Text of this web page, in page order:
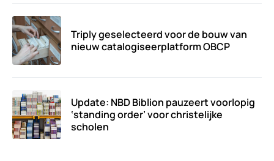
Triply geselecteerd voor de bouw van
nieuw catalogiseerplatform OBCP
Update: NBD Biblion pauzeert voorlopig
‘standing order’ voor christelijke
scholen